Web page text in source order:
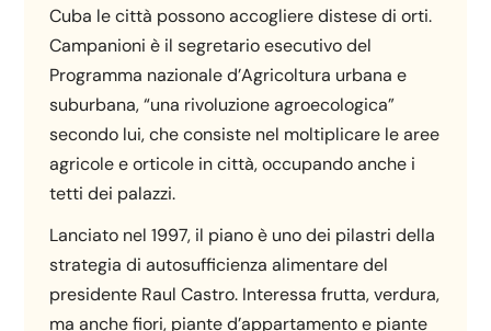
Cuba le città possono accogliere distese di orti.
Campanioni è il segretario esecutivo del
Programma nazionale d’Agricoltura urbana e
suburbana, “una rivoluzione agroecologica”
secondo lui, che consiste nel moltiplicare le aree
agricole e orticole in città, occupando anche i
tetti dei palazzi.
Lanciato nel 1997, il piano è uno dei pilastri della
strategia di autosufficienza alimentare del
presidente Raul Castro. Interessa frutta, verdura,
ma anche fiori, piante d’appartamento e piante